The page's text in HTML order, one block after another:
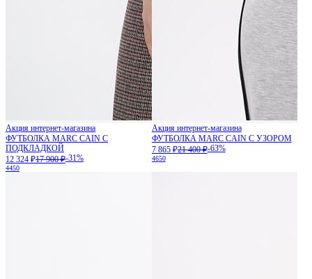
Акция интернет-магазина
ФУТБОЛКА MARC CAIN С
ПОДКЛАДКОЙ
12 324 ₽17 900 ₽-31%
4450
Акция интернет-магазина
ФУТБОЛКА MARC CAIN С УЗОРОМ
7 865 ₽21 400 ₽-63%
4650